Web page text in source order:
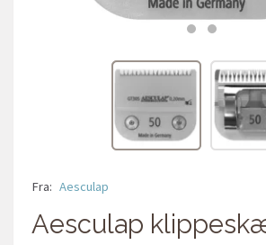
Fra: Aesculap
Aesculap